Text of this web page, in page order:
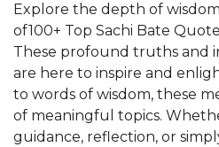
Explore the depth of
of100+ Top Sachi Bate
These profound truths and
are here to inspire and
to words of wisdom, these
of meaningful topics.
guidance, reflection, or